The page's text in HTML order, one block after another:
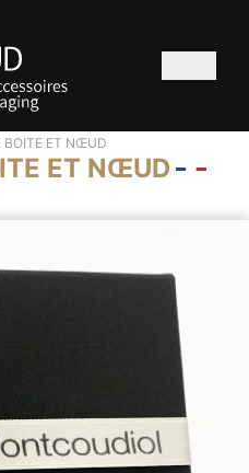
BOITE ET NŒUD
ET NŒUD